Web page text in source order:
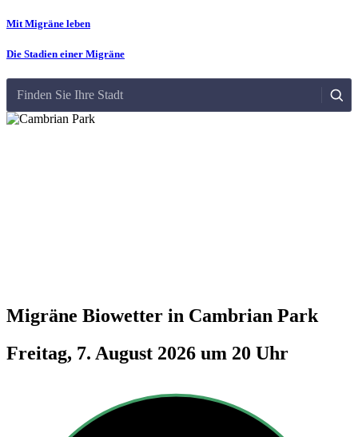
Mit Migräne leben
Die Stadien einer Migräne
Finden Sie Ihre Stadt
Migräne Biowetter in Cambrian Park
Freitag, 7. August 2026 um 20 Uhr